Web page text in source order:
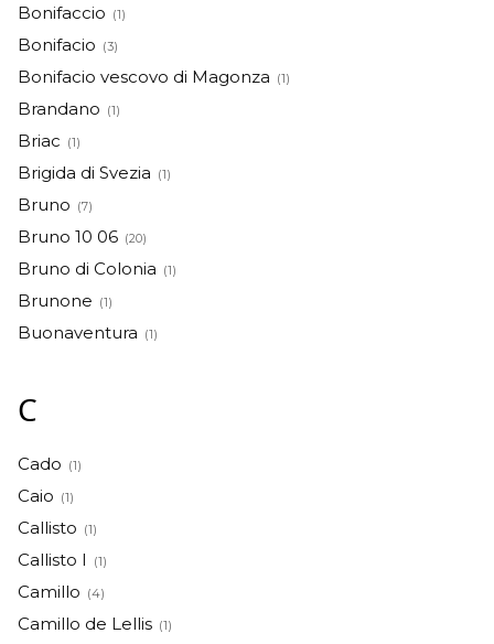
Bonifaccio (1)
Bonifacio (3)
Bonifacio vescovo di Magonza (1)
Brandano (1)
Briac (1)
Brigida di Svezia (1)
Bruno (7)
Bruno 10 06 (20)
Bruno di Colonia (1)
Brunone (1)
Buonaventura (1)
C
Cado (1)
Caio (1)
Callisto (1)
Callisto I (1)
Camillo (4)
Camillo de Lellis (1)